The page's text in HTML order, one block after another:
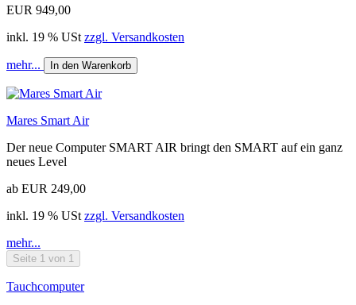
EUR 949,00
inkl. 19 % USt zzgl. Versandkosten
mehr... In den Warenkorb
Mares Smart Air
Der neue Computer SMART AIR bringt den SMART auf ein ganz
neues Level
ab EUR 249,00
inkl. 19 % USt zzgl. Versandkosten
mehr...
Seite 1 von 1
Tauchcomputer